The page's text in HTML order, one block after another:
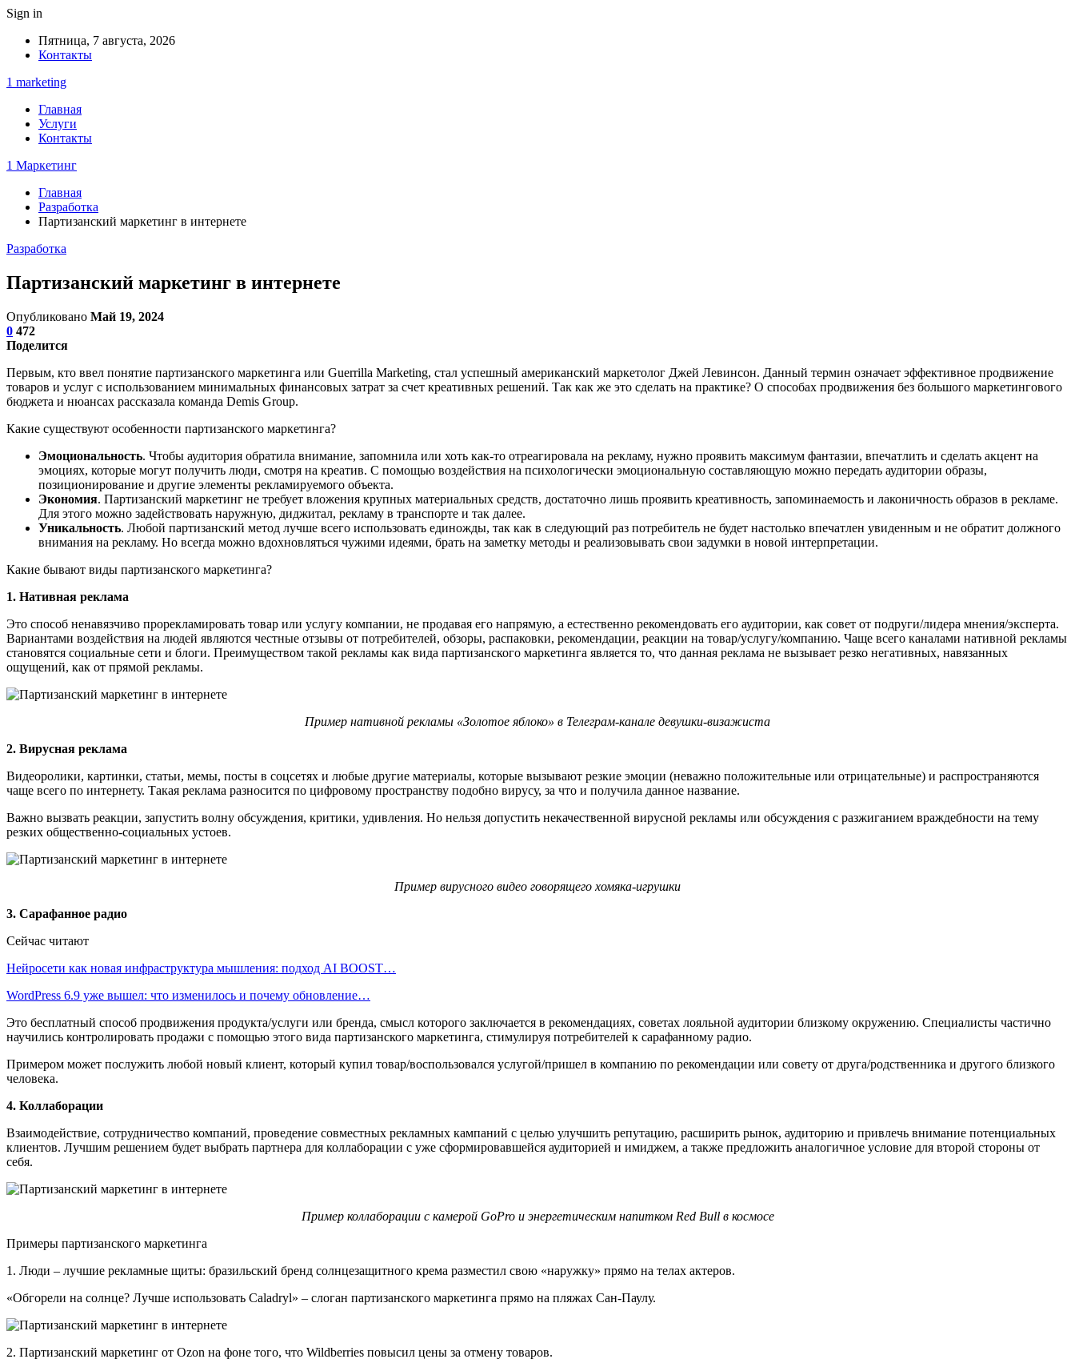
Sign in
Пятница, 7 августа, 2026
Контакты
1 marketing
Главная
Услуги
Контакты
1 Маркетинг
Главная
Разработка
Партизанский маркетинг в интернете
Разработка
Партизанский маркетинг в интернете
Опубликовано Май 19, 2024
0 472
Поделится
Первым, кто ввел понятие партизанского маркетинга или Guerrilla Marketing, стал успешный американский маркетолог Джей Левинсон. Данный термин означает эффективное продвижение
товаров и услуг с использованием минимальных финансовых затрат за счет креативных решений. Так как же это сделать на практике? О способах продвижения без большого маркетингового
бюджета и нюансах рассказала команда Demis Group.
Какие существуют особенности партизанского маркетинга?
Эмоциональность. Чтобы аудитория обратила внимание, запомнила или хоть как-то отреагировала на рекламу, нужно проявить максимум фантазии, впечатлить и сделать акцент на
эмоциях, которые могут получить люди, смотря на креатив. С помощью воздействия на психологически эмоциональную составляющую можно передать аудитории образы,
позиционирование и другие элементы рекламируемого объекта.
Экономия. Партизанский маркетинг не требует вложения крупных материальных средств, достаточно лишь проявить креативность, запоминаемость и лаконичность образов в рекламе.
Для этого можно задействовать наружную, диджитал, рекламу в транспорте и так далее.
Уникальность. Любой партизанский метод лучше всего использовать единожды, так как в следующий раз потребитель не будет настолько впечатлен увиденным и не обратит должного
внимания на рекламу. Но всегда можно вдохновляться чужими идеями, брать на заметку методы и реализовывать свои задумки в новой интерпретации.
Какие бывают виды партизанского маркетинга?
1. Нативная реклама
Это способ ненавязчиво прорекламировать товар или услугу компании, не продавая его напрямую, а естественно рекомендовать его аудитории, как совет от подруги/лидера мнения/эксперта.
Вариантами воздействия на людей являются честные отзывы от потребителей, обзоры, распаковки, рекомендации, реакции на товар/услугу/компанию. Чаще всего каналами нативной рекламы
становятся социальные сети и блоги. Преимуществом такой рекламы как вида партизанского маркетинга является то, что данная реклама не вызывает резко негативных, навязанных
ощущений, как от прямой рекламы.
Пример нативной рекламы «Золотое яблоко» в Телеграм-канале девушки-визажиста
2. Вирусная реклама
Видеоролики, картинки, статьи, мемы, посты в соцсетях и любые другие материалы, которые вызывают резкие эмоции (неважно положительные или отрицательные) и распространяются
чаще всего по интернету. Такая реклама разносится по цифровому пространству подобно вирусу, за что и получила данное название.
Важно вызвать реакции, запустить волну обсуждения, критики, удивления. Но нельзя допустить некачественной вирусной рекламы или обсуждения с разжиганием враждебности на тему
резких общественно-социальных устоев.
Пример вирусного видео говорящего хомяка-игрушки
3. Сарафанное радио
Сейчас читают
Нейросети как новая инфраструктура мышления: подход AI BOOST…
WordPress 6.9 уже вышел: что изменилось и почему обновление…
Это бесплатный способ продвижения продукта/услуги или бренда, смысл которого заключается в рекомендациях, советах лояльной аудитории близкому окружению. Специалисты частично
научились контролировать продажи с помощью этого вида партизанского маркетинга, стимулируя потребителей к сарафанному радио.
Примером может послужить любой новый клиент, который купил товар/воспользовался услугой/пришел в компанию по рекомендации или совету от друга/родственника и другого близкого
человека.
4. Коллаборации
Взаимодействие, сотрудничество компаний, проведение совместных рекламных кампаний с целью улучшить репутацию, расширить рынок, аудиторию и привлечь внимание потенциальных
клиентов. Лучшим решением будет выбрать партнера для коллаборации с уже сформировавшейся аудиторией и имиджем, а также предложить аналогичное условие для второй стороны от
себя.
Пример коллаборации с камерой GoPro и энергетическим напитком Red Bull в космосе
Примеры партизанского маркетинга
1. Люди – лучшие рекламные щиты: бразильский бренд солнцезащитного крема разместил свою «наружку» прямо на телах актеров.
«Обгорели на солнце? Лучше использовать Caladryl» – слоган партизанского маркетинга прямо на пляжах Сан-Паулу.
2. Партизанский маркетинг от Ozon на фоне того, что Wildberries повысил цены за отмену товаров.